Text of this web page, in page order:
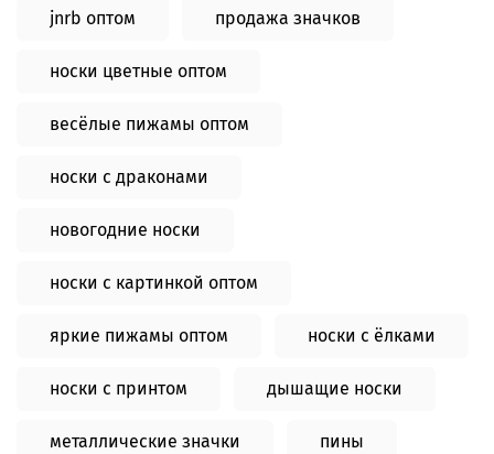
jnrb оптом продажа значков
носки цветные оптом
весёлые пижамы оптом
носки с драконами
новогодние носки
носки с картинкой оптом
яркие пижамы оптом носки с ёлками
носки с принтом дышащие носки
металлические значки пины